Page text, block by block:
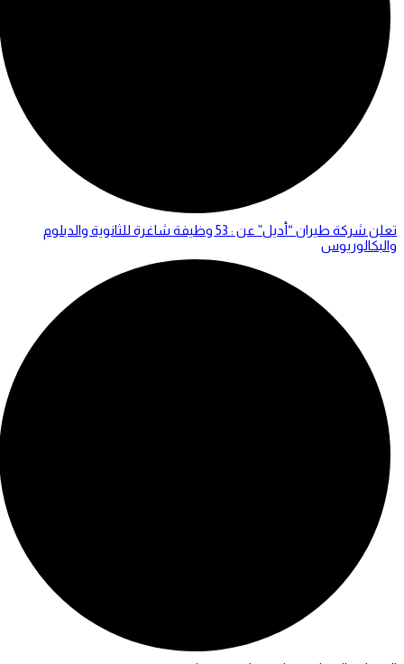
تعلن شركة طيران “أديل” عن : 53 وظيفة شاغرة للثانوية والدبلوم
والبكالوريوس